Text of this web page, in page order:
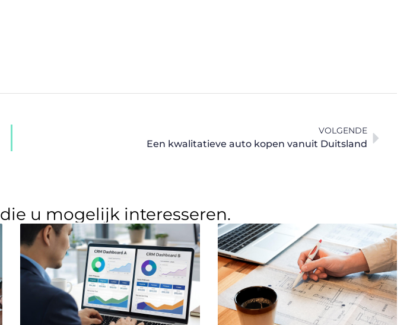
VOLGENDE
Een kwalitatieve auto kopen vanuit Duitsland
die u mogelijk interesseren.